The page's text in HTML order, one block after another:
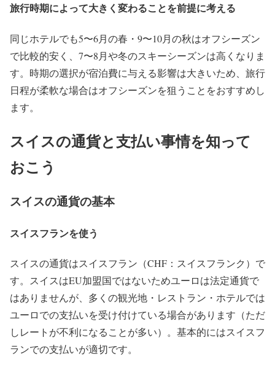
旅行時期によって大きく変わることを前提に考える
同じホテルでも5〜6月の春・9〜10月の秋はオフシーズン
で比較的安く、7〜8月や冬のスキーシーズンは高くなりま
す。時期の選択が宿泊費に与える影響は大きいため、旅行
日程が柔軟な場合はオフシーズンを狙うことをおすすめし
ます。
スイスの通貨と支払い事情を知って
おこう
スイスの通貨の基本
スイスフランを使う
スイスの通貨はスイスフラン（CHF：スイスフランク）で
す。スイスはEU加盟国ではないためユーロは法定通貨で
はありませんが、多くの観光地・レストラン・ホテルでは
ユーロでの支払いを受け付けている場合があります（ただ
しレートが不利になることが多い）。基本的にはスイスフ
ランでの支払いが適切です。